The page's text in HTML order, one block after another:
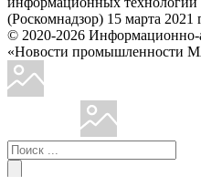
(Роскомнадзор) 15 марта 2021
© 2020-2026 Информационно-
«Новости промышленности